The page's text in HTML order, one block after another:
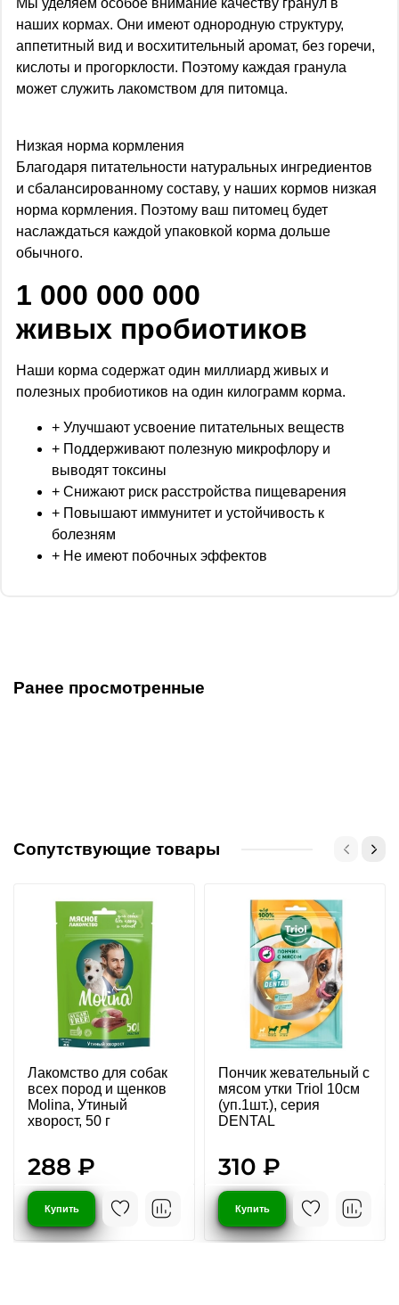
Мы уделяем особое внимание качеству гранул в
наших кормах. Они имеют однородную структуру,
аппетитный вид и восхитительный аромат, без горечи,
кислоты и прогорклости. Поэтому каждая гранула
может служить лакомством для питомца.
Низкая норма кормления
Благодаря питательности натуральных ингредиентов
и сбалансированному составу, у наших кормов низкая
норма кормления. Поэтому ваш питомец будет
наслаждаться каждой упаковкой корма дольше
обычного.
1 000 000 000
живых пробиотиков
Наши корма содержат один миллиард живых и
полезных пробиотиков на один килограмм корма.
+ Улучшают усвоение питательных веществ
+ Поддерживают полезную микрофлору и
выводят токсины
+ Снижают риск расстройства пищеварения
+ Повышают иммунитет и устойчивость к
болезням
+ Не имеют побочных эффектов
Ранее просмотренные
Сопутствующие товары
Лакомство для собак
всех пород и щенков
Molina, Утиный
хворост, 50 г
288 ₽
Купить
Пончик жевательный с
мясом утки Triol 10см
(уп.1шт.), серия
DENTAL
310 ₽
Купить